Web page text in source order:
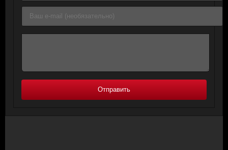
Отправить